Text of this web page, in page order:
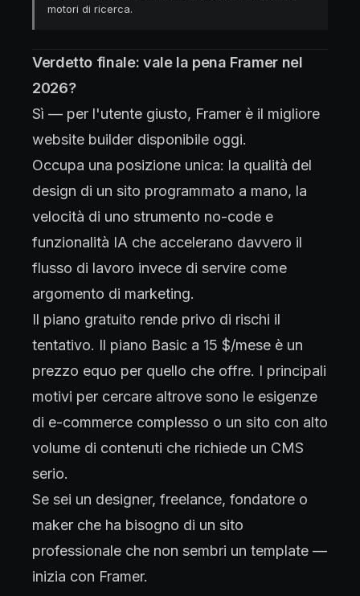
motori di ricerca.
Verdetto finale: vale la pena Framer nel
2026?
Sì — per l'utente giusto, Framer è il migliore
website builder disponibile oggi.
Occupa una posizione unica: la qualità del
design di un sito programmato a mano, la
velocità di uno strumento no-code e
funzionalità IA che accelerano davvero il
flusso di lavoro invece di servire come
argomento di marketing.
Il piano gratuito rende privo di rischi il
tentativo. Il piano Basic a 15 $/mese è un
prezzo equo per quello che offre. I principali
motivi per cercare altrove sono le esigenze
di e-commerce complesso o un sito con alto
volume di contenuti che richiede un CMS
serio.
Se sei un designer, freelance, fondatore o
maker che ha bisogno di un sito
professionale che non sembri un template —
inizia con Framer.